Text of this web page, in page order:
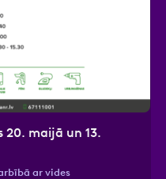
20. maijā un 13.
ar vides